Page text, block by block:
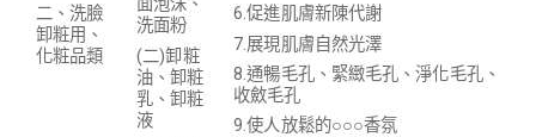
二、洗臉
卸粧用、
化粧品類
面泡沫、
洗面粉
(二)卸粧
油、卸粧
乳、卸粧
液
6.促進肌膚新陳代謝
7.展現肌膚自然光澤
8.通暢毛孔、緊緻毛孔、淨化毛孔、
收斂毛孔
9.使人放鬆的○○○香氛